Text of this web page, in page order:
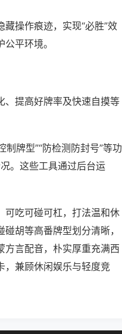
操作痕迹，实现“必胜”效
平环境。
、提高好牌率及快速自摸等
牌型”“防检测防封号”等功
。这些工具通过后台运
可吃可碰可杠，打法温和休
胡等高番牌型划分清晰，
方言配音，朴实厚重充满西
，兼顾休闲娱乐与轻度竞